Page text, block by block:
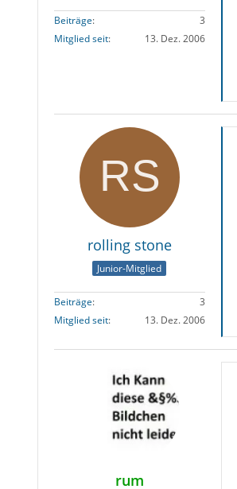
Beiträge
3
Mitglied seit
13. Dez. 2006
rolling stone
Junior-Mitglied
Beiträge
3
Mitglied seit
13. Dez. 2006
rum